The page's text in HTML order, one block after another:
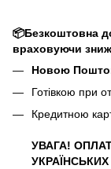
📦Безкоштовна
враховуючи
Новою
Готівкою при
Кредитною
УВАГА!
УКРАЇНСЬКИХ